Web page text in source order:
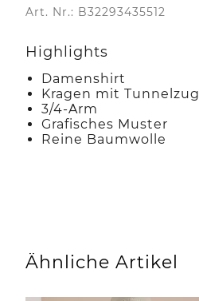
Art. Nr.: B32293435512
Highlights
Damenshirt
Kragen mit Tunnelzug
3/4-Arm
Grafisches Muster
Reine Baumwolle
Ähnliche Artikel